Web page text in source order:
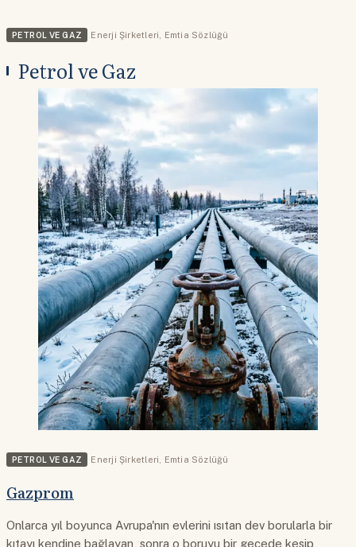
PETROL VE GAZ Enerji Şirketleri, Emtia Sözlüğü
Petrol ve Gaz
PETROL VE GAZ Enerji Şirketleri, Emtia Sözlüğü
Gazprom
Onlarca yıl boyunca Avrupa'nın evlerini ısıtan dev borularla bir
kıtayı kendine bağlayan, sonra o boruyu bir gecede kesip